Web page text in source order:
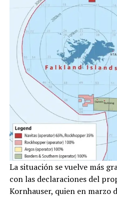
La situación se vuelve más
con las declaraciones del
Kornhauser, quien en marzo